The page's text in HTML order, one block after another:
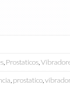
, Prostaticos,
, prostatico,